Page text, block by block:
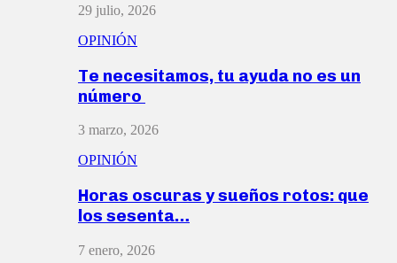
29 julio, 2026
OPINIÓN
Te necesitamos, tu ayuda no es un
número
3 marzo, 2026
OPINIÓN
Horas oscuras y sueños rotos: que
los sesenta…
7 enero, 2026